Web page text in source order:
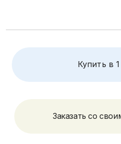
Купить в
Заказать со